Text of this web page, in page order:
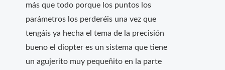
más que todo porque los puntos los
parámetros los perderéis una vez que
tengáis ya hecha el tema de la precisión
bueno el diopter es un sistema que tiene
un agujerito muy pequeñito en la parte